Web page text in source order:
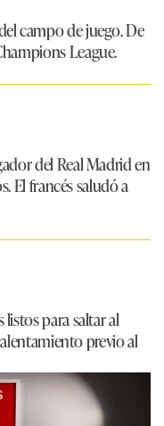
campo de juego. De
League.
del Real Madrid en
El francés saludó a
para saltar al
previo al